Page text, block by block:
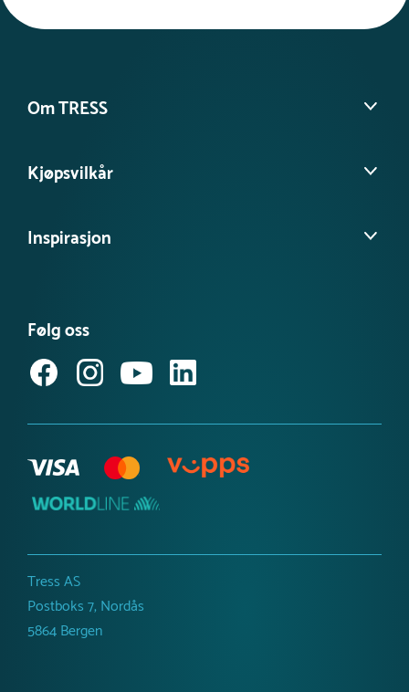
Om TRESS
Kontakt kundeservice
Tilgjengelighetserklæring
Kjøpsvilkår
Personvernerklæring
Inspirasjon
Referanseprosjekt
Inspirasjon og guider
Produktnyheter
Følg oss
Tress AS
Postboks 7, Nordås
5864 Bergen